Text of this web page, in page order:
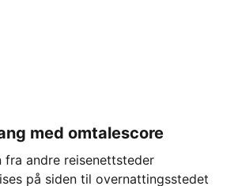
med omtalescore
fra andre reisenettsteder
på siden til overnattingsstedet